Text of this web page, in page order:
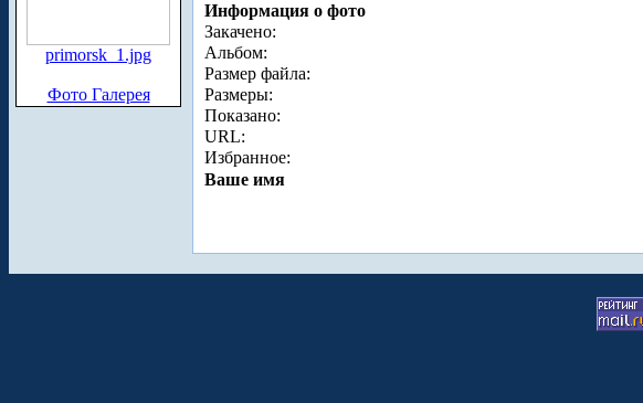
primorsk_1.jpg
Фото Галерея
Информация о фото
Закачено:
Альбом:
Размер файла:
Размеры:
Показано:
URL:
Избранное:
Ваше имя